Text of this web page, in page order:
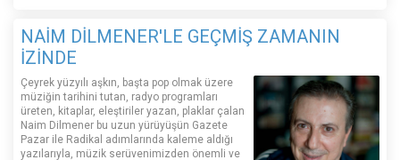
NAİM DİLMENER'LE GEÇMİŞ ZAMANIN
İZİNDE
Çeyrek yüzyılı aşkın, başta pop olmak üzere
müziğin tarihini tutan, radyo programları
üreten, kitaplar, eleştiriler yazan, plaklar çalan
Naim Dilmener bu uzun yürüyüşün Gazete
Pazar ile Radikal adımlarında kaleme aldığı
yazılarıyla, müzik serüvenimizden önemli ve